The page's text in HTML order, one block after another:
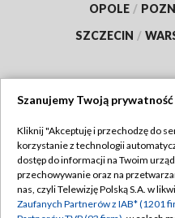
OPOLE /
SZCZECIN /
Abonament TVP
Emisja w TVP
Szanujemy Twoją prywatność
Kliknij "Akceptuję i przechodzę do
korzystanie z technologii
dostęp do informacji na Twoim
przechowywanie oraz na
nas, czyli Telewizję Polską S.A. w
Zaufanych Partnerów z IAB* (1201